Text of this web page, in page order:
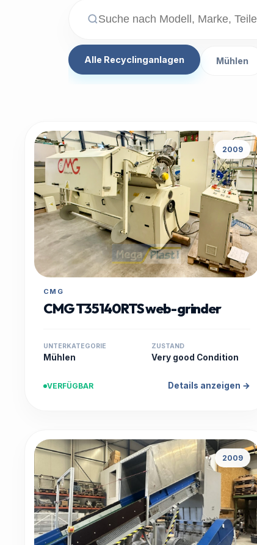
Alle Recyclinganlagen Mühlen
2009
CMG
CMG T35140RTS web-grinder
UNTERKATEGORIE
Mühlen
ZUSTAND
Very good Condition
VERFÜGBAR Details anzeigen →
2009